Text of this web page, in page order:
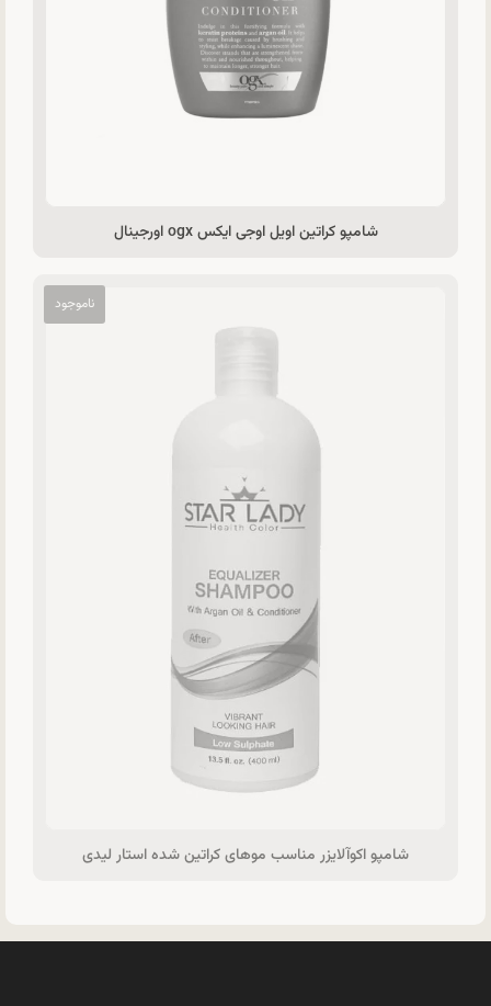
شامپو کراتین اویل اوجی ایکس ogx اورجینال
شامپو اکوآلایزر مناسب موهای کراتین شده استار لیدی